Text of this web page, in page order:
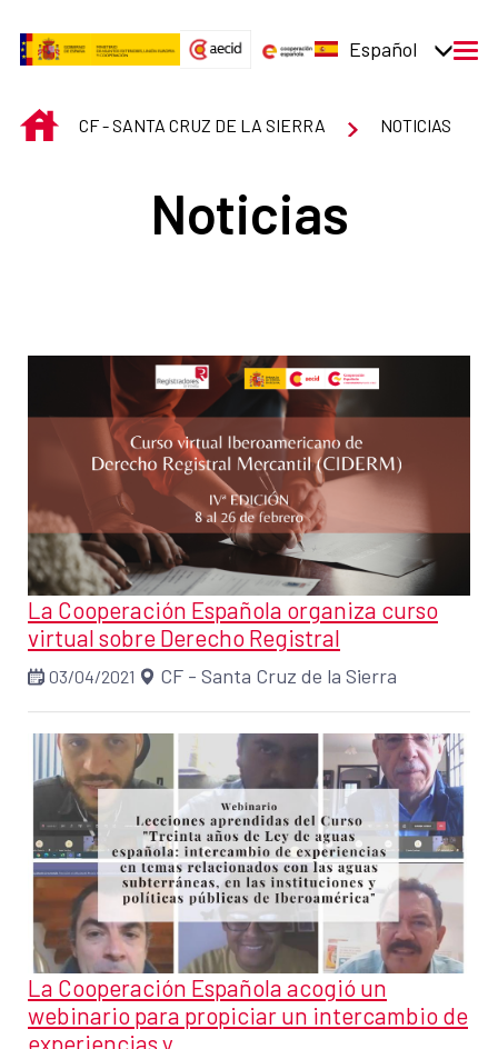
Español
INICIOCF - SANTA CRUZ DE LA SIERRA NOTICIAS
Noticias
La Cooperación Española organiza curso
virtual sobre Derecho Registral
03/04/2021 CF - Santa Cruz de la Sierra
La Cooperación Española acogió un
webinario para propiciar un intercambio de
experiencias y ...